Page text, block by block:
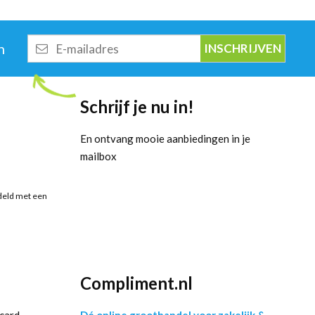
mailadres
met een
Schrijf je nu in!
En ontvang mooie aanbiedingen in je
mailbox
Compliment.nl